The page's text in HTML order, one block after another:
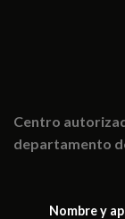
Centro
departamento
Nombre y